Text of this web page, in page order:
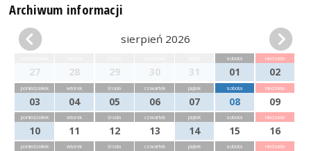
Archiwum informacji
sierpień 2026
27 28 29 30 31
sobota
01
niedziela
02
poniedziałek
03
wtorek
04
środa
05
czwartek
06
piątek
07
sobota
08
niedziela
09
poniedziałek
10
wtorek
11
środa
12
czwartek
13
piątek
14
sobota
15
niedziela
16
poniedziałek wtorek środa czwartek piątek sobota niedziela